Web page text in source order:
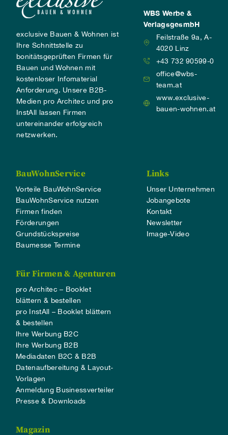
exclusive Bauen & Wohnen ist
Ihre Schnittstelle zu
bonitätsgeprüften Firmen für
Bauen und Wohnen mit
kostenloser Infomaterial
Anforderung. Unsere B2B-
Medien pro Architec und pro
InstAll lassen Firmen
untereinander erfolgreich
netzwerken.
WBS Werbe &
VerlagsgesmbH
Feilstraße 9a, A-
4020 Linz
+43 732 90599-0
office@wbs-
team.at
www.exclusive-
bauen-wohnen.at
BauWohnService
Vorteile BauWohnService
BauWohnService nutzen
Firmen finden
Förderungen
Grundstückspreise
Baumesse Termine
Links
Unser Unternehmen
Jobangebote
Kontakt
Newsletter
Image-Video
Für Firmen & Agenturen
pro Architec – Booklet
blättern & bestellen
pro InstAll – Booklet blättern
& bestellen
Ihre Werbung B2C
Ihre Werbung B2B
Mediadaten B2C & B2B
Datenaufbereitung & Layout-
Vorlagen
Anmeldung Businessverteiler
Presse & Downloads
Magazin